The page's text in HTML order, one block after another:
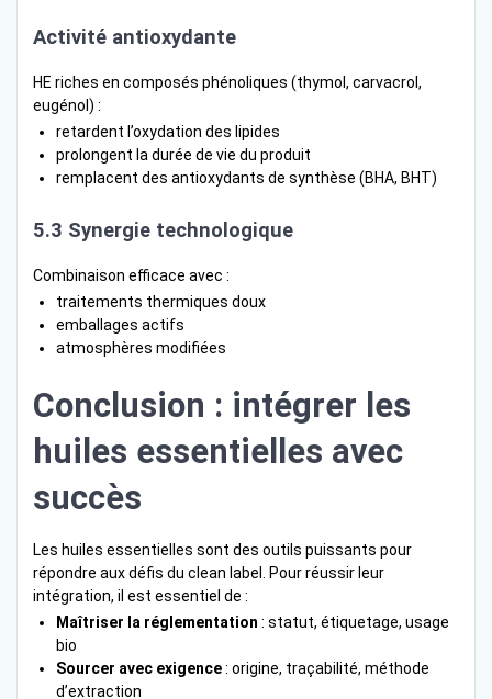
Activité antioxydante
HE riches en composés phénoliques (thymol, carvacrol,
eugénol) :
retardent l’oxydation des lipides
prolongent la durée de vie du produit
remplacent des antioxydants de synthèse (BHA, BHT)
5.3 Synergie technologique
Combinaison efficace avec :
traitements thermiques doux
emballages actifs
atmosphères modifiées
Conclusion : intégrer les
huiles essentielles avec
succès
Les huiles essentielles sont des outils puissants pour
répondre aux défis du clean label. Pour réussir leur
intégration, il est essentiel de :
Maîtriser la réglementation : statut, étiquetage, usage
bio
Sourcer avec exigence: origine, traçabilité, méthode
d’extraction